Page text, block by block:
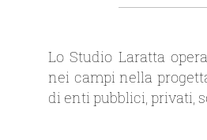
Lo Studio Laratta
nei campi nella
di enti pubblici, privati,